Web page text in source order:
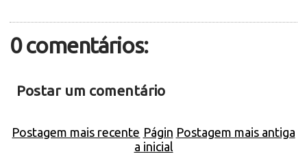
0 comentários:
Postar um comentário
Postagem mais recente Postagem mais antiga
Págin
a inicial